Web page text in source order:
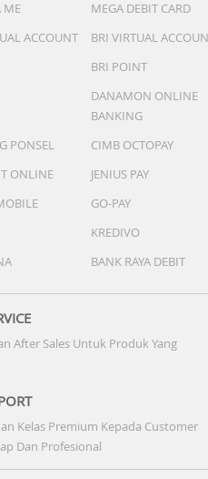
ME
MEGA DEBIT CARD
ACCOUNT
BRI VIRTUAL
BRI POINT
DANAMON ONLINE
BANKING
PONSEL
CIMB OCTOPAY
ONLINE
JENIUS PAY
GO-PAY
KREDIVO
BANK RAYA DEBIT
After Sales Untuk Produk Yang
Kelas Premium Kepada Customer
Dan Profesional